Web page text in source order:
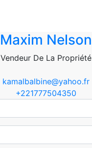
Maxim Nelson
Vendeur De La Propriété
kamalbalbine@yahoo.fr
+221777504350